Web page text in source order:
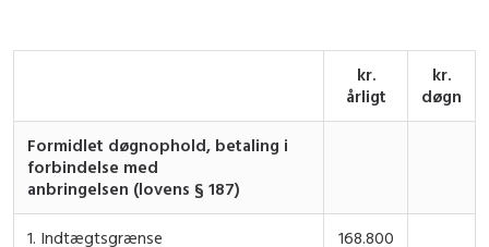
kr.
årligt
kr.
døgn
Formidlet døgnophold, betaling i
forbindelse med
anbringelsen (lovens § 187)
1. Indtægtsgrænse 168.800